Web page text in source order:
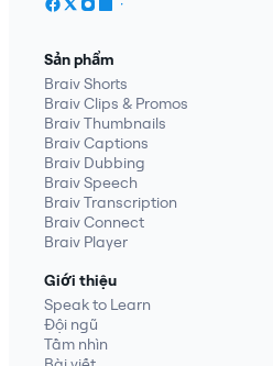
Sản phẩm
Braiv Shorts
Braiv Clips & Promos
Braiv Thumbnails
Braiv Captions
Braiv Dubbing
Braiv Speech
Braiv Transcription
Braiv Connect
Braiv Player
Giới thiệu
Speak to Learn
Đội ngũ
Tầm nhìn